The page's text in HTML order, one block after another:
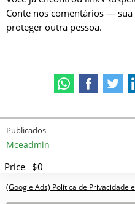
Conte nos comentários —
proteger outra pessoa.
Publicados
Mceadmin
Price $0
(Google Ads) Política de Privacidade